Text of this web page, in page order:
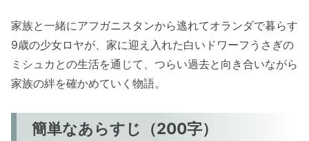
家族と一緒にアフガニスタンから逃れてオランダで暮らす
9歳の少女ロヤが、家に迎え入れた白いドワーフうさぎの
ミシュカとの生活を通じて、つらい過去と向き合いながら
家族の絆を確かめていく物語。
簡単なあらすじ（200字）